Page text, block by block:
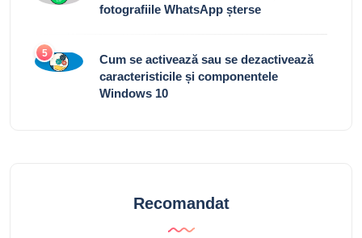
fotografiile WhatsApp șterse
5
Cum se activează sau se dezactivează
caracteristicile și componentele
Windows 10
Recomandat